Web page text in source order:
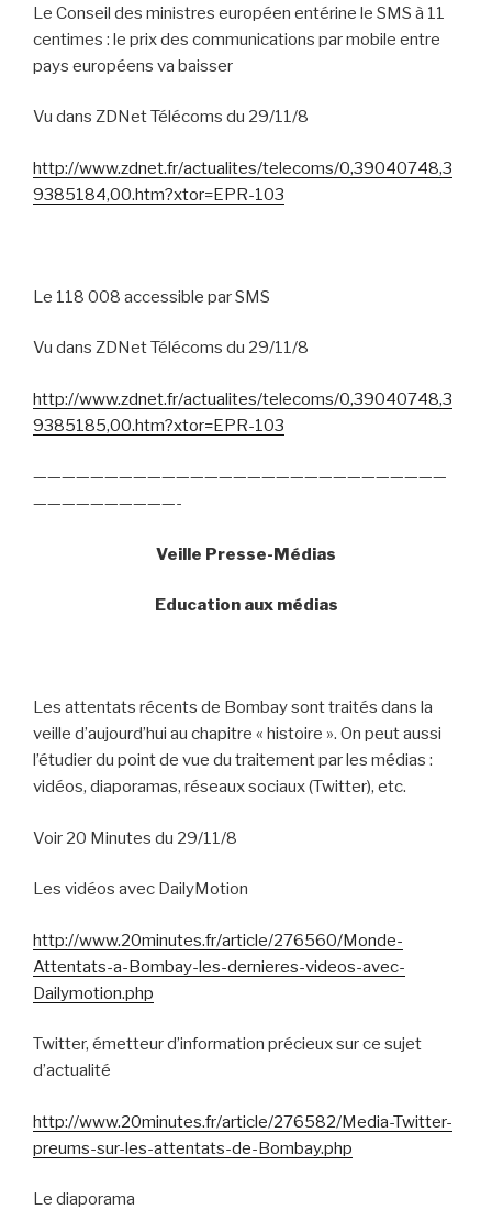
Le Conseil des ministres européen entérine le SMS à 11
centimes : le prix des communications par mobile entre
pays européens va baisser
Vu dans ZDNet Télécoms du 29/11/8
http://www.zdnet.fr/actualites/telecoms/0,39040748,3
9385184,00.htm?xtor=EPR-103
Le 118 008 accessible par SMS
Vu dans ZDNet Télécoms du 29/11/8
http://www.zdnet.fr/actualites/telecoms/0,39040748,3
9385185,00.htm?xtor=EPR-103
—————————————————————————————
——————————-
Veille Presse-Médias
Education aux médias
Les attentats récents de Bombay sont traités dans la
veille d’aujourd’hui au chapitre « histoire ». On peut aussi
l’étudier du point de vue du traitement par les médias :
vidéos, diaporamas, réseaux sociaux (Twitter), etc.
Voir 20 Minutes du 29/11/8
Les vidéos avec DailyMotion
http://www.20minutes.fr/article/276560/Monde-
Attentats-a-Bombay-les-dernieres-videos-avec-
Dailymotion.php
Twitter, émetteur d’information précieux sur ce sujet
d’actualité
http://www.20minutes.fr/article/276582/Media-Twitter-
preums-sur-les-attentats-de-Bombay.php
Le diaporama